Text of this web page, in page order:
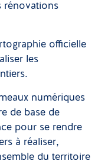
rénovations
officielle
les
numériques
de base de
pour se rendre
à réaliser,
du territoire